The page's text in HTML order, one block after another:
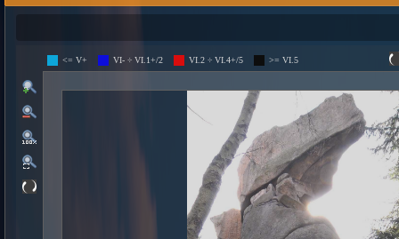
<= V+ VI- ÷ VI.1+/2 VI.2 ÷ VI.4+/5 >= VI.5